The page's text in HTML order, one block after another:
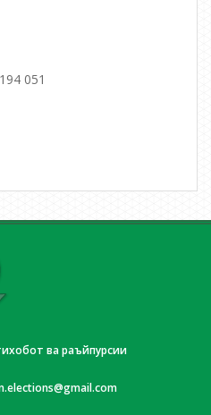
051
ва раъйпурсии